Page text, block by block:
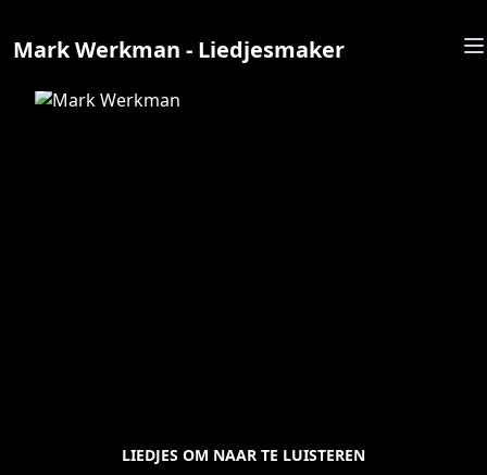
Mark Werkman - Liedjesmaker
LIEDJES OM NAAR TE LUISTEREN